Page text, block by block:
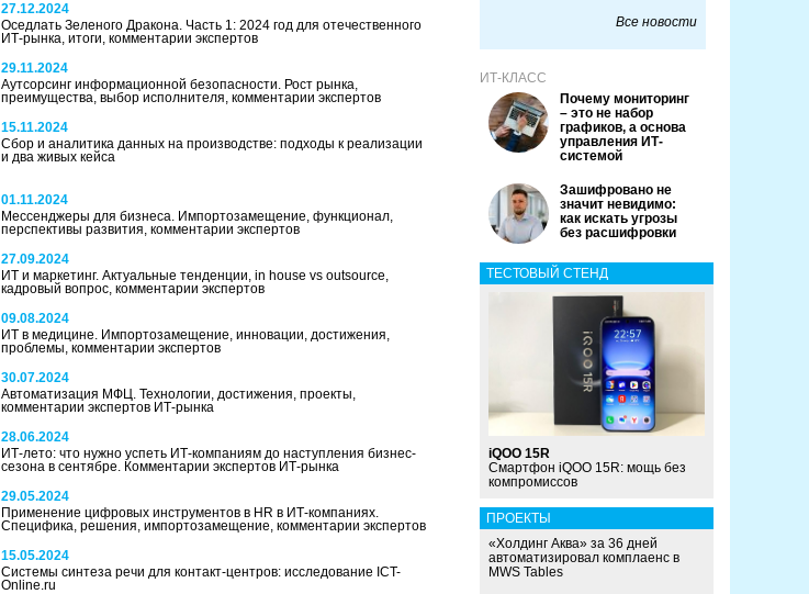
27.12.2024
Оседлать Зеленого Дракона. Часть 1: 2024 год для отечественного
ИТ-рынка, итоги, комментарии экспертов
29.11.2024
Аутсорсинг информационной безопасности. Рост рынка,
преимущества, выбор исполнителя, комментарии экспертов
15.11.2024
Сбор и аналитика данных на производстве: подходы к реализации
и два живых кейса
01.11.2024
Мессенджеры для бизнеса. Импортозамещение, функционал,
перспективы развития, комментарии экспертов
27.09.2024
ИТ и маркетинг. Актуальные тенденции, in house vs outsource,
кадровый вопрос, комментарии экспертов
09.08.2024
ИТ в медицине. Импортозамещение, инновации, достижения,
проблемы, комментарии экспертов
30.07.2024
Автоматизация МФЦ. Технологии, достижения, проекты,
комментарии экспертов ИТ-рынка
28.06.2024
ИТ-лето: что нужно успеть ИТ-компаниям до наступления бизнес-
сезона в сентябре. Комментарии экспертов ИТ-рынка
29.05.2024
Применение цифровых инструментов в HR в ИТ-компаниях.
Специфика, решения, импортозамещение, комментарии экспертов
15.05.2024
Системы синтеза речи для контакт-центров: исследование ICT-
Online.ru
Все новости
ИТ-КЛАСС
Почему мониторинг
– это не набор
графиков, а основа
управления ИТ-
системой
Зашифровано не
значит невидимо:
как искать угрозы
без расшифровки
ТЕСТОВЫЙ СТЕНД
iQOO 15R
Смартфон iQOO 15R: мощь без
компромиссов
ПРОЕКТЫ
«Холдинг Аква» за 36 дней
автоматизировал комплаенс в
MWS Tables